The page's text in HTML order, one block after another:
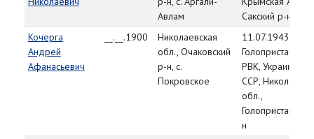
Авлам
Сакский р-н
Кочерга
Андрей
Афанасьевич
__.__.1900
Николаевская
обл., Очаковский
р-н, с.
Покровское
11.07.1943,
Голопристанский
РВК, Украинская
ССР,
обл.,
н